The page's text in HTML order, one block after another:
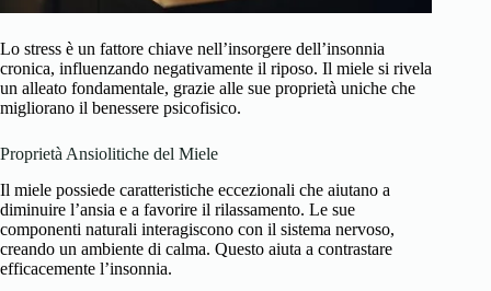
Lo stress è un fattore chiave nell’insorgere dell’insonnia
cronica, influenzando negativamente il riposo. Il miele si rivela
un alleato fondamentale, grazie alle sue proprietà uniche che
migliorano il benessere psicofisico.
Proprietà Ansiolitiche del Miele
Il miele possiede caratteristiche eccezionali che aiutano a
diminuire l’ansia e a favorire il rilassamento. Le sue
componenti naturali interagiscono con il sistema nervoso,
creando un ambiente di calma. Questo aiuta a contrastare
efficacemente l’insonnia.